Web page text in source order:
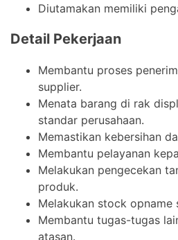
Diutamakan memiliki
Detail Pekerjaan
Membantu proses
supplier.
Menata barang di rak
standar perusahaan.
Memastikan kebersihan
Membantu pelayanan
Melakukan pengecekan
produk.
Melakukan stock opname
Membantu tugas-tugas
atasan.